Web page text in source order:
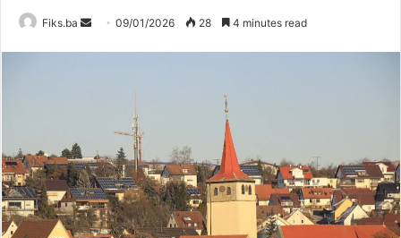
Fiks.ba
Send09/01/2026 28 4 minutes read